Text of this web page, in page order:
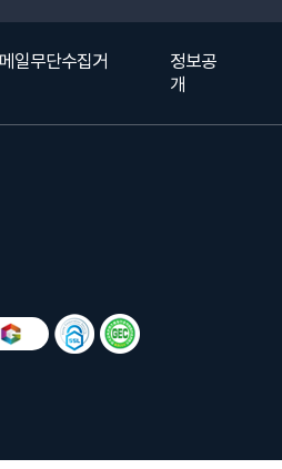
일무단수집거
정보공
개